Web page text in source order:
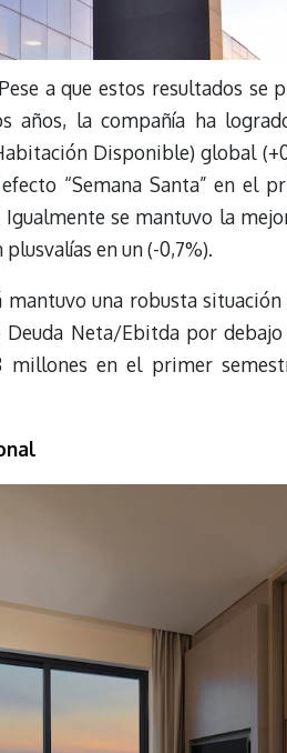
a que estos resultados
años, la compañía ha
Disponible) global
“Semana Santa” en el
se mantuvo la
en un (-0,7%).
una robusta
Neta/Ebitda por
millones en el primer